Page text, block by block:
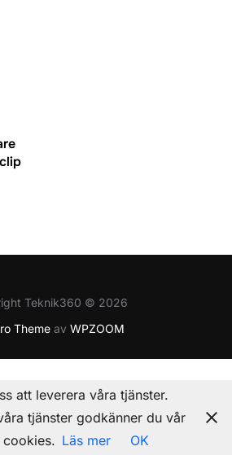
Teknik360 © 2026
Theme av WPZOOM
att leverera våra tjänster.
tjänster godkänner du vår
Läs mer OK